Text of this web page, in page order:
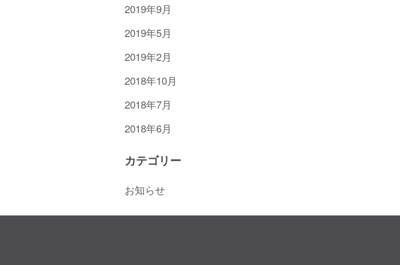
2019年9月
2019年5月
2019年2月
2018年10月
2018年7月
2018年6月
カテゴリー
お知らせ